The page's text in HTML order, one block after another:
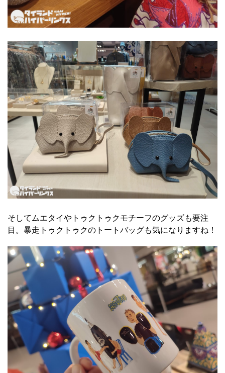
そしてムエタイやトゥクトゥクモチーフのグッズも要注
目。暴走トゥクトゥクのトートバッグも気になりますね！